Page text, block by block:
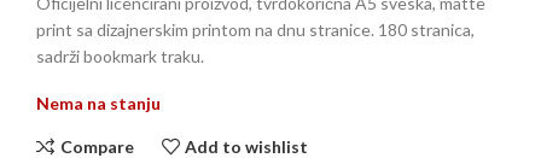
print sa dizajnerskim printom na dnu stranice. 180 stranica,
sadrži bookmark traku.
Nema na stanju
Compare Add to wishlist